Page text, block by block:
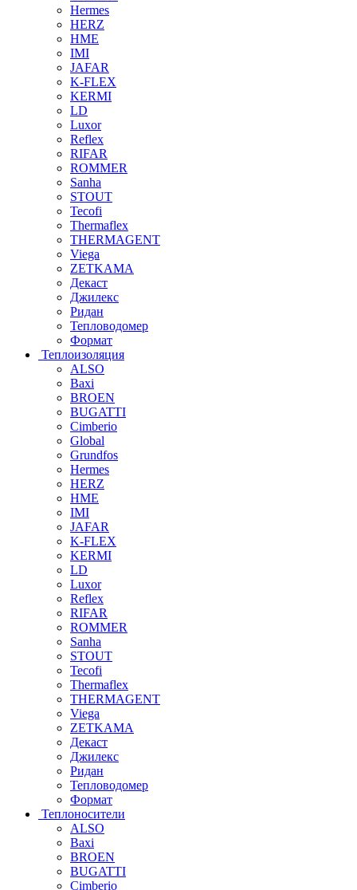
Hermes
HERZ
HME
IMI
JAFAR
K-FLEX
KERMI
LD
Luxor
Reflex
RIFAR
ROMMER
Sanha
STOUT
Tecofi
Thermaflex
THERMAGENT
Viega
ZETKAMA
Декаст
Джилекс
Ридан
Тепловодомер
Формат
Теплоизоляция
ALSO
Baxi
BROEN
BUGATTI
Cimberio
Global
Grundfos
Hermes
HERZ
HME
IMI
JAFAR
K-FLEX
KERMI
LD
Luxor
Reflex
RIFAR
ROMMER
Sanha
STOUT
Tecofi
Thermaflex
THERMAGENT
Viega
ZETKAMA
Декаст
Джилекс
Ридан
Тепловодомер
Формат
Теплоносители
ALSO
Baxi
BROEN
BUGATTI
Cimberio